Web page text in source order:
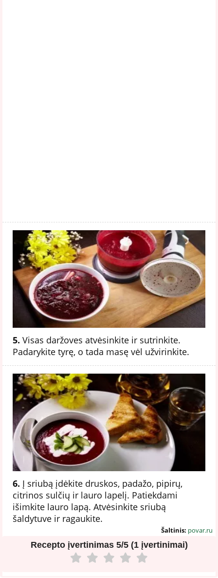
5. Visas daržoves atvėsinkite ir sutrinkite.
Padarykite tyrę, o tada masę vėl užvirinkite.
6. Į sriubą įdėkite druskos, padažo, pipirų,
citrinos sulčių ir lauro lapelį. Patiekdami
išimkite lauro lapą. Atvėsinkite sriubą
šaldytuve ir ragaukite.
Šaltinis: povar.ru
Recepto įvertinimas 5/5 (1 įvertinimai)